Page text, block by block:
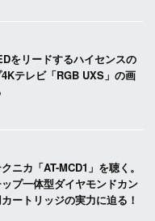
をリードするハイセンスの
テレビ「RGB UXS」の画
ニカ「AT-MCD1」を聴く。
プ一体型ダイヤモンドカン
ートリッジの実力に迫る！